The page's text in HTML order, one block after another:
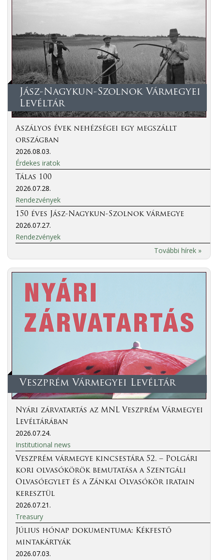
Jász-Nagykun-Szolnok Vármegyei
Levéltár
Aszályos évek nehézségei egy megszállt
országban
2026.08.03.
Érdekes iratok
Tálas 100
2026.07.28.
Rendezvények
150 éves Jász-Nagykun-Szolnok vármegye
2026.07.27.
Rendezvények
További hírek »
Veszprém Vármegyei Levéltár
Nyári zárvatartás az MNL Veszprém Vármegyei
Levéltárában
2026.07.24.
Institutional news
Veszprém vármegye kincsestára 52. – Polgári
kori olvasókörök bemutatása a Szentgáli
Olvasóegylet és a Zánkai Olvasókör iratain
keresztül
2026.07.21.
Treasury
Július hónap dokumentuma: Kékfestő
mintakártyák
2026.07.03.